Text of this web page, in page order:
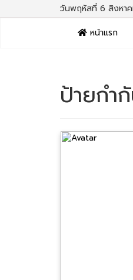
วันพฤหัสที่ 6 สิงหา
หน้าแรก
ป้ายกำ